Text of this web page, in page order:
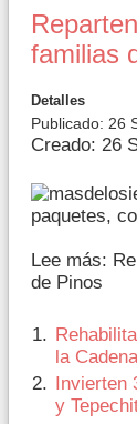
familias
Detalles
Publicado: 26
Creado: 26
paquetes,
Lee más:
de Pinos
la
Invierten
y